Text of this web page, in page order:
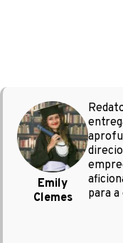
Emily
Clemes
para